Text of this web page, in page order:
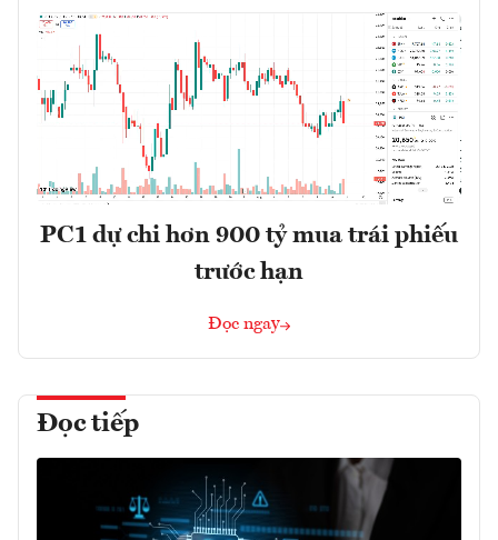
PC1 dự chi hơn 900 tỷ mua trái phiếu
trước hạn
Đọc ngay
Đọc tiếp